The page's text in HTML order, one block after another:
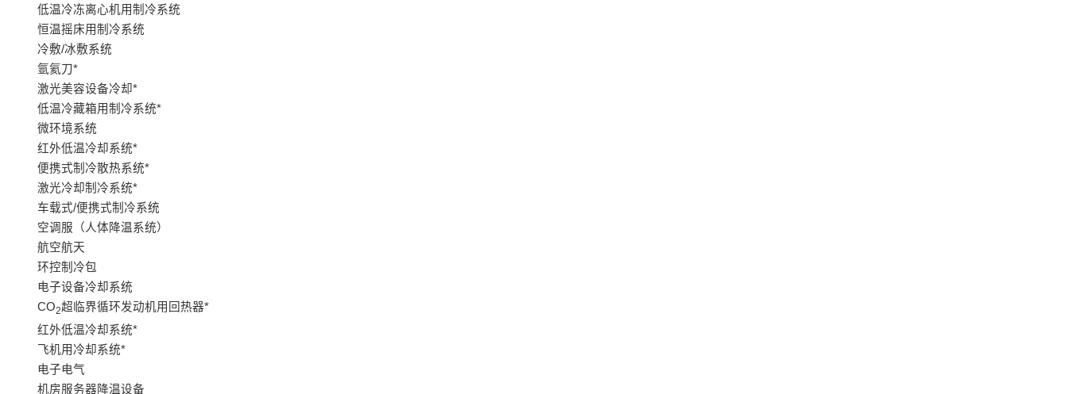
低温冷冻离心机用制冷系统
恒温摇床用制冷系统
冷敷/冰敷系统
氩氦刀*
激光美容设备冷却*
低温冷藏箱用制冷系统*
微环境系统
红外低温冷却系统*
便携式制冷散热系统*
激光冷却制冷系统*
车载式/便携式制冷系统
空调服（人体降温系统）
航空航天
环控制冷包
电子设备冷却系统
CO2超临界循环发动机用回热器*
红外低温冷却系统*
飞机用冷却系统*
电子电气
机房服务器降温设备